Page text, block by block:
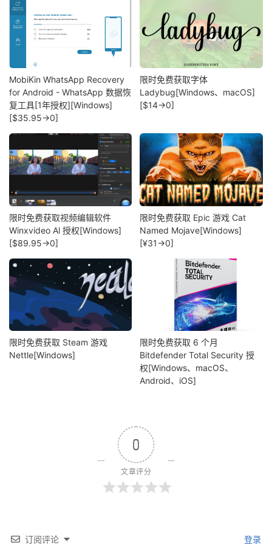
MobiKin WhatsApp Recovery
for Android - WhatsApp 数据恢
复工具[1年授权][Windows]
[$35.95→0]
限时免费获取字体
Ladybug[Windows、macOS]
[$14→0]
限时免费获取视频编辑软件
Winxvideo Al 授权[Windows]
[$89.95→0]
限时免费获取 Epic 游戏 Cat
Named Mojave[Windows]
[¥31→0]
限时免费获取 Steam 游戏
Nettle[Windows]
限时免费获取 6 个月
Bitdefender Total Security 授
权[Windows、macOS、
Android、iOS]
0
文章评分
订阅评论 登录